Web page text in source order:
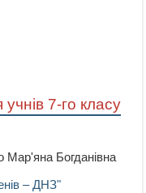
учнів 7-го класу
Мар'яна Богданівна
– ДНЗ"